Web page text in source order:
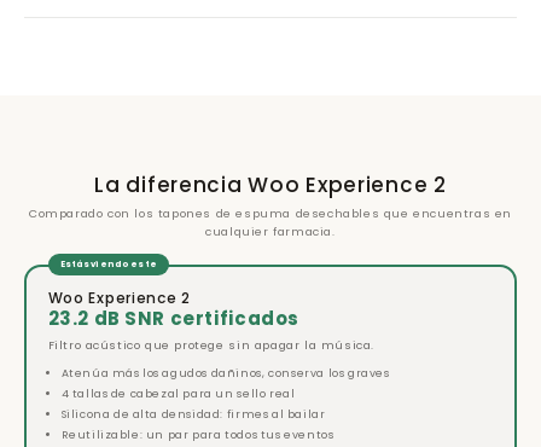
La diferencia Woo Experience 2
Comparado con los tapones de espuma desechables que encuentras en
cualquier farmacia.
Estás viendo este
Woo Experience 2
23.2 dB SNR certificados
Filtro acústico que protege sin apagar la música.
Atenúa más los agudos dañinos, conserva los graves
4 tallas de cabezal para un sello real
Silicona de alta densidad: firmes al bailar
Reutilizable: un par para todos tus eventos